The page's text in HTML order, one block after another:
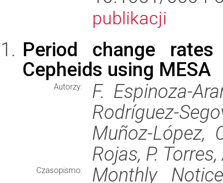
publikacji
Period change
Cepheids using MESA
Autorzy:
F. Espinoza-
Rodríguez-
Muñoz-López,
Rojas, P.
Czasopismo: Monthly